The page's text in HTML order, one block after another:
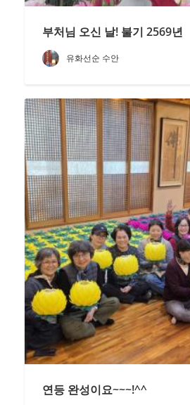
부처님 오신 날! 불기 2569년
유화선순 수안
연등 완성이요~~~!^^